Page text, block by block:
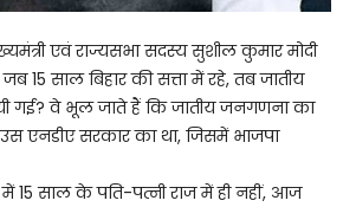
एवं राज्यसभा सदस्य सुशील कुमार मोदी
15 साल बिहार की सत्ता में रहे, तब जातीय
गई? वे भूल जाते हैं कि जातीय जनगणना का
एनडीए सरकार का था, जिसमें भाजपा
में 15 साल के पति-पत्नी राज में ही नहीं, आज